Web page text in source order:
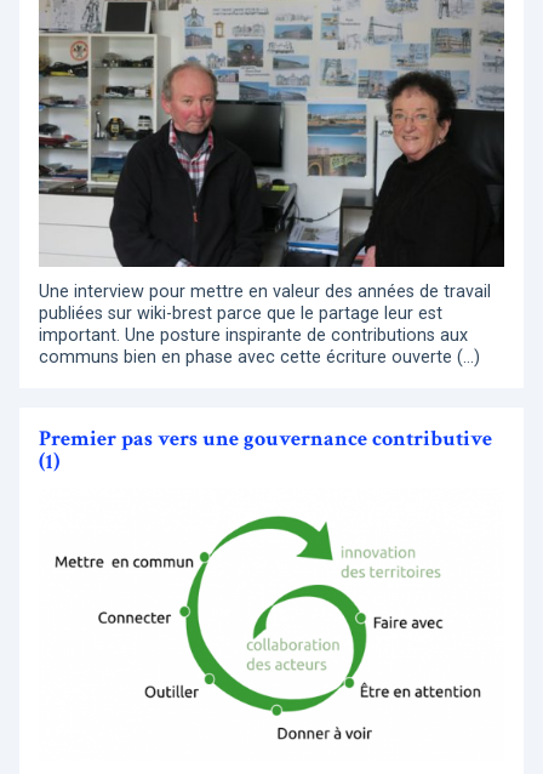
Une interview pour mettre en valeur des années de travail
publiées sur wiki-brest parce que le partage leur est
important. Une posture inspirante de contributions aux
communs bien en phase avec cette écriture ouverte (…)
Premier pas vers une gouvernance contributive
(1)